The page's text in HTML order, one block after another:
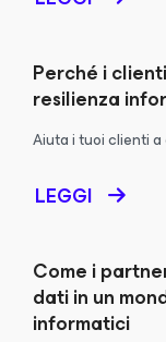
Perché i
resilienza
Aiuta i tuoi clienti
LEGGI
Come i
dati in un
informatici